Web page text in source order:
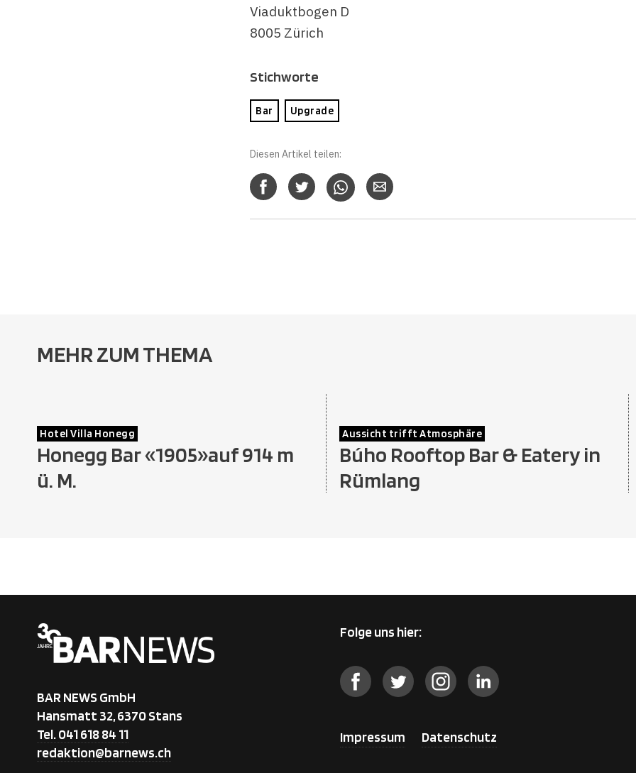
Viaduktbogen D
8005 Zürich
Stichworte
Bar Upgrade
Diesen Artikel teilen:
MEHR ZUM THEMA
Hotel Villa Honegg
Honegg Bar «1905»auf 914 m
ü. M.
Aussicht trifft Atmosphäre
Búho Rooftop Bar & Eatery in
Rümlang
BAR NEWS GmbH
Hansmatt 32, 6370 Stans
Tel. 041 618 84 11
redaktion@barnews.ch
Folge uns hier:
Impressum Datenschutz